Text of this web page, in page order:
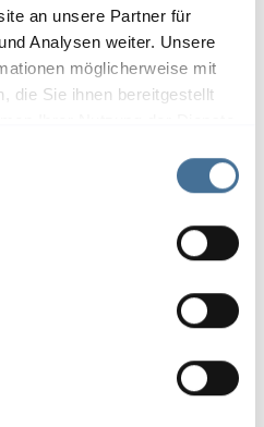
an unsere Partner für
Analysen weiter. Unsere
möglicherweise mit
die Sie ihnen bereitgestellt